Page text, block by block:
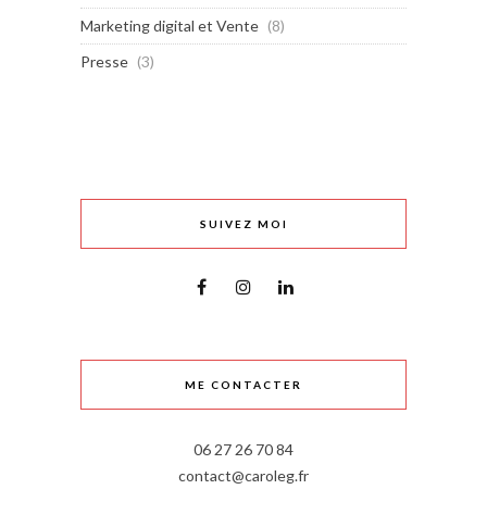
Marketing digital et Vente (8)
Presse (3)
SUIVEZ MOI
ME CONTACTER
06 27 26 70 84
contact@caroleg.fr